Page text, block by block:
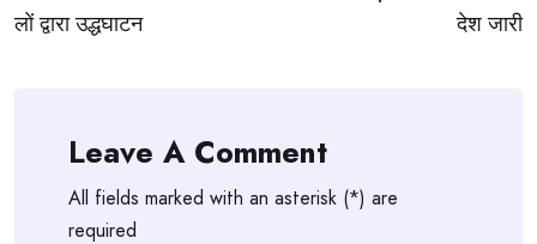
लों द्वारा उद्धघाटन
देश जारी
Leave A Comment
All fields marked with an asterisk (*) are
required